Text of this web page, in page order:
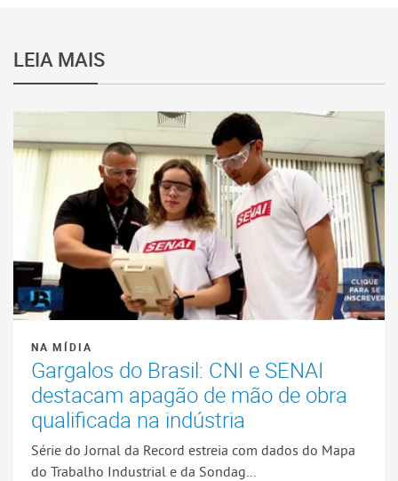
LEIA MAIS
NA MÍDIA
Gargalos do Brasil: CNI e SENAI
destacam apagão de mão de obra
qualificada na indústria
Série do Jornal da Record estreia com dados do Mapa
do Trabalho Industrial e da Sondag...